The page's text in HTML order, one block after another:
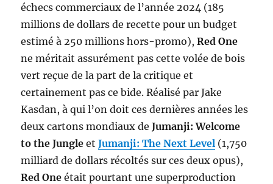
échecs commerciaux de l’année 2024 (185
millions de dollars de recette pour un budget
estimé à 250 millions hors-promo),Red One
ne méritait assurément pas cette volée de bois
vert reçue de la part de la critique et
certainement pas ce bide. Réalisé par Jake
Kasdan, à qui l’on doit ces dernières années les
deux cartons mondiaux deJumanji: Welcome
to the JungleetJumanji: The Next Level (1,750
milliard de dollars récoltés sur ces deux opus),
Red One était pourtant une superproduction